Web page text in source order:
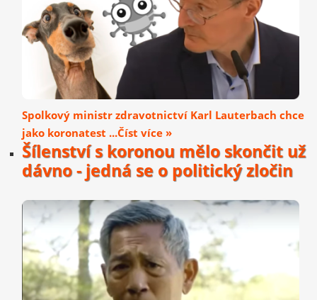
Spolkový ministr zdravotnictví Karl Lauterbach chce
jako koronatest ...Číst více »
Šílenství s koronou mělo skončit už
dávno - jedná se o politický zločin